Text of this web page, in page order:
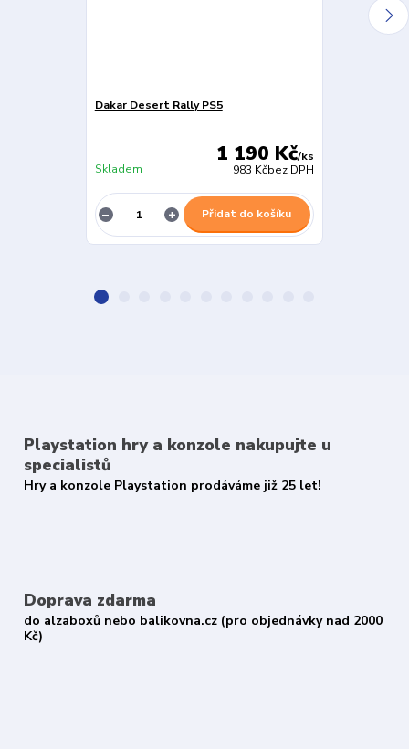
Dakar Desert Rally PS5
1 190 Kč/ks
983 Kčbez DPH
Skladem
Přidat do košíku
Playstation hry a konzole nakupujte u
specialistů
Hry a konzole Playstation prodáváme již 25 let!
Doprava zdarma
do alzaboxů nebo balikovna.cz (pro objednávky nad 2000
Kč)